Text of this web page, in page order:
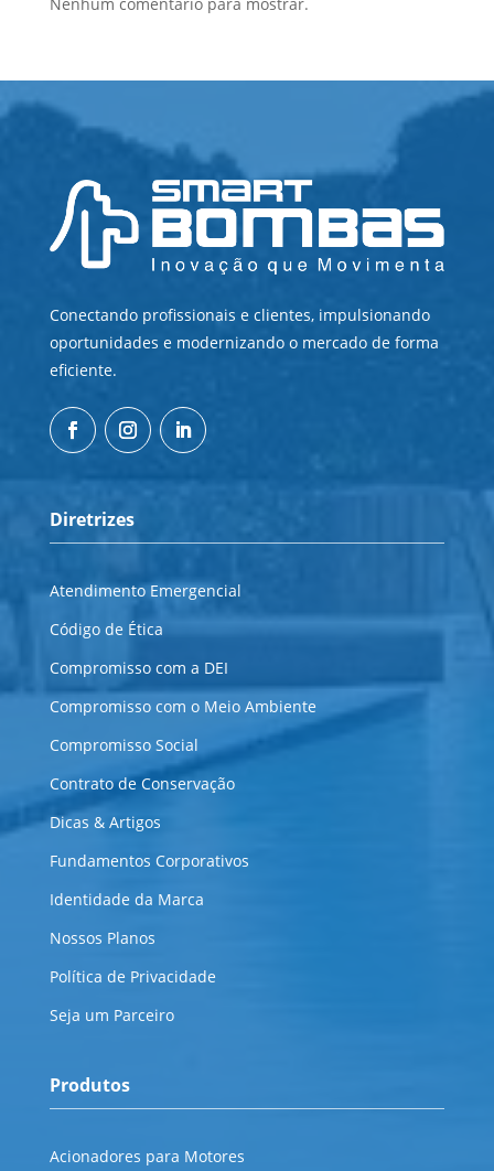
Conectando profissionais e clientes, impulsionando
oportunidades e modernizando o mercado de forma
eficiente.
Diretrizes
Atendimento Emergencial
Código de Ética
Compromisso com a DEI
Compromisso com o Meio Ambiente
Compromisso Social
Contrato de Conservação
Dicas & Artigos
Fundamentos Corporativos
Identidade da Marca
Nossos Planos
Política de Privacidade
Seja um Parceiro
Produtos
Acionadores para Motores